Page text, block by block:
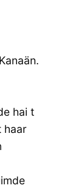
hai t
haar